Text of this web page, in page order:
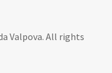
Valpova. All rights